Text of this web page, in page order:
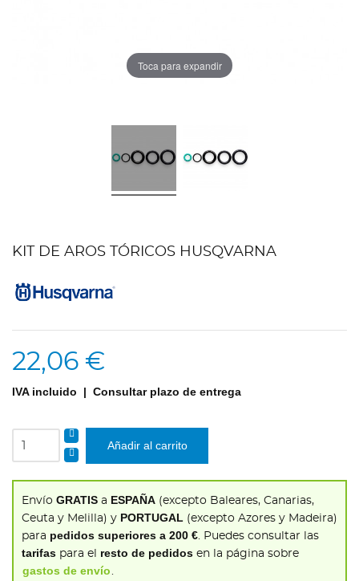
Toca para expandir
KIT DE AROS TÓRICOS HUSQVARNA
22,06 €
IVA incluido | Consultar plazo de entrega
Añadir al carrito
Envío GRATIS a ESPAÑA (excepto Baleares, Canarias,
Ceuta y Melilla) y PORTUGAL (excepto Azores y Madeira)
para pedidos superiores a 200 € . Puedes consultar las
tarifas para el resto de pedidos en la página sobre
gastos de envío